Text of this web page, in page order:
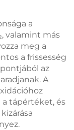
a
valamint más
meg a
a frissesség
az
A
a tápértéket, és